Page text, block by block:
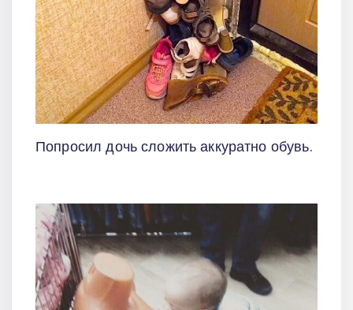
Попросил дочь сложить аккуратно обувь.